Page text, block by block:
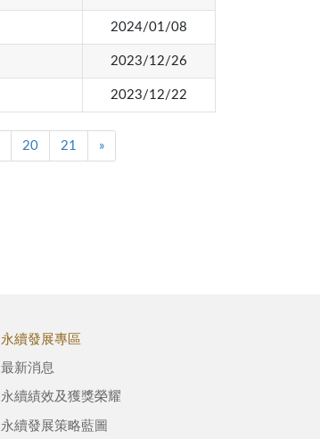
2024/01/08
2023/12/26
2023/12/22
20 21 »
永續發展專區
最新消息
永續績效及獲獎榮耀
永續發展策略藍圖